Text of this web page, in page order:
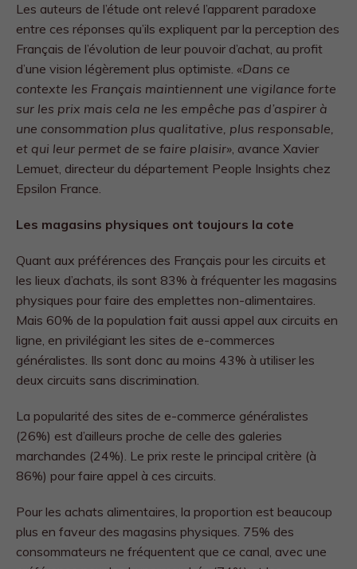
Les auteurs de l’étude ont relevé l’apparent paradoxe
entre ces réponses qu’ils expliquent par la perception des
Français de l’évolution de leur pouvoir d’achat, au profit
d’une vision légèrement plus optimiste. «Dans ce
contexte les Français maintiennent une vigilance forte
sur les prix mais cela ne les empêche pas d’aspirer à
une consommation plus qualitative, plus responsable,
et qui leur permet de se faire plaisir», avance Xavier
Lemuet, directeur du département People Insights chez
Epsilon France.
Les magasins physiques ont toujours la cote
Quant aux préférences des Français pour les circuits et
les lieux d’achats, ils sont 83% à fréquenter les magasins
physiques pour faire des emplettes non-alimentaires.
Mais 60% de la population fait aussi appel aux circuits en
ligne, en privilégiant les sites de e-commerces
généralistes. Ils sont donc au moins 43% à utiliser les
deux circuits sans discrimination.
La popularité des sites de e-commerce généralistes
(26%) est d’ailleurs proche de celle des galeries
marchandes (24%). Le prix reste le principal critère (à
86%) pour faire appel à ces circuits.
Pour les achats alimentaires, la proportion est beaucoup
plus en faveur des magasins physiques. 75% des
consommateurs ne fréquentent que ce canal, avec une